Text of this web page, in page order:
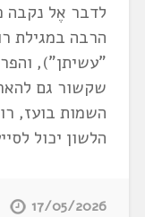
לדבר אֶל נקבה
הרבה במגילת
"עשיתן"),
שקשור גם
השמות בועז,
הלשון יכול
17/05/2026